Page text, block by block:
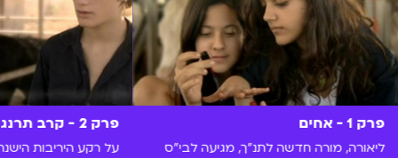
פרק 1 - אחים
ליאורה, מורה חדשה לתנ"ך, מגיעה לבי"ס
פרק 2 - קרב תרנגולים
על רקע היריבות